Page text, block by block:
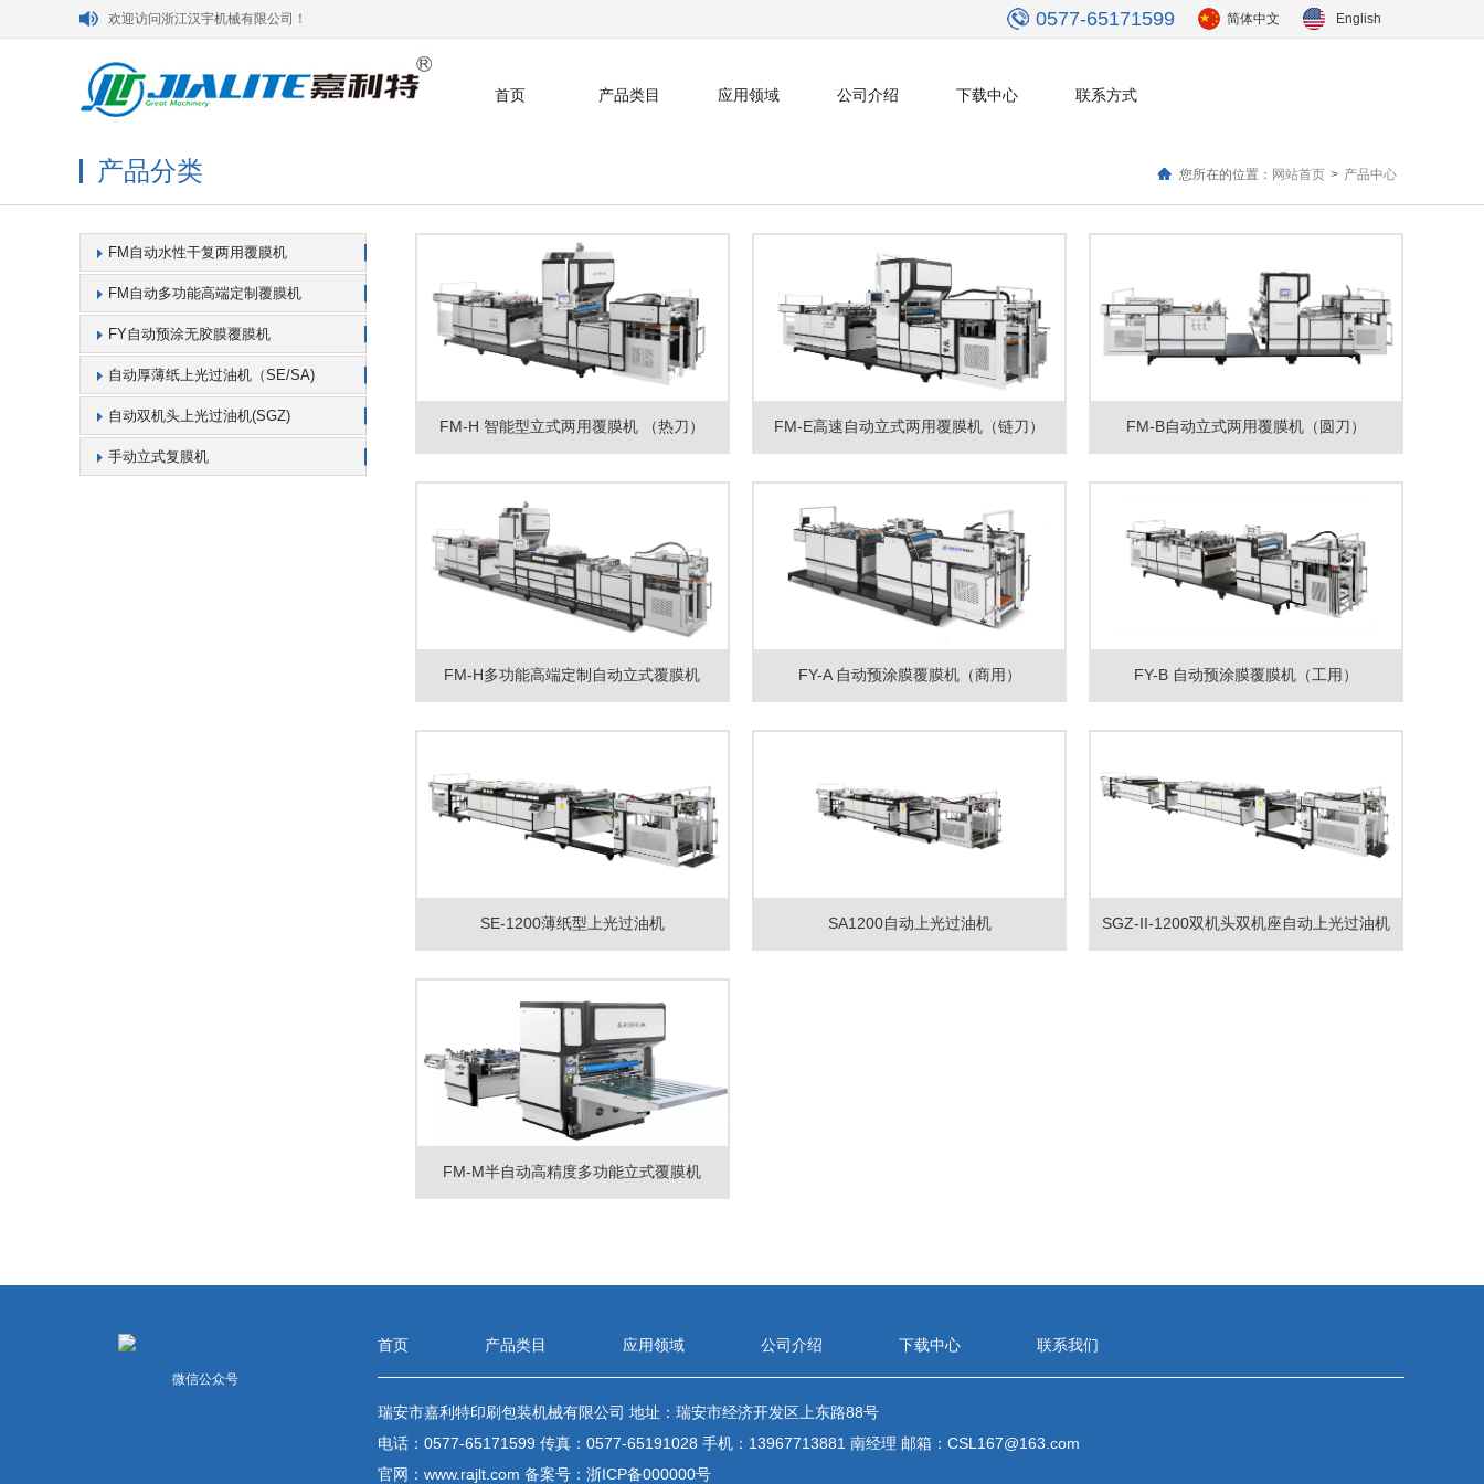
欢迎访问浙江汉宇机械有限公司！ 0577-65171599 简体中文 English
首页 产品类目 应用领域 公司介绍 下载中心 联系方式
产品分类 您所在的位置： 网站首页 > 产品中心
FM自动水性干复两用覆膜机
FM自动多功能高端定制覆膜机
FY自动预涂无胶膜覆膜机
自动厚薄纸上光过油机（SE/SA)
自动双机头上光过油机(SGZ)
手动立式复膜机
FM-H 智能型立式两用覆膜机 （热刀） FM-E高速自动立式两用覆膜机（链刀） FM-B自动立式两用覆膜机（圆刀）
FM-H多功能高端定制自动立式覆膜机 FY-A 自动预涂膜覆膜机（商用） FY-B 自动预涂膜覆膜机（工用）
SE-1200薄纸型上光过油机 SA1200自动上光过油机 SGZ-II-1200双机头双机座自动上光过油机
FM-M半自动高精度多功能立式覆膜机
微信公众号
首页 产品类目 应用领域 公司介绍 下载中心 联系我们
瑞安市嘉利特印刷包装机械有限公司 地址：瑞安市经济开发区上东路88号
电话：0577-65171599 传真：0577-65191028 手机：13967713881 南经理 邮箱： CSL167@163.com
官网： www.rajlt.com 备案号： 浙ICP备000000号